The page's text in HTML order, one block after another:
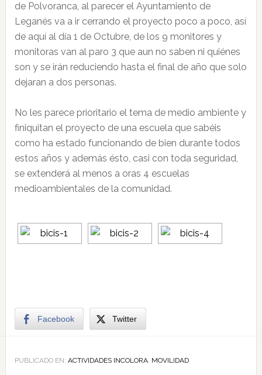
de Polvoranca, al parecer el Ayuntamiento de
Leganés va a ir cerrando el proyecto poco a poco, así
de aquí al día 1 de Octubre, de los 9 monitores y
monitoras van al paro 3 que aun no saben ni quiénes
son y se irán reduciendo hasta el final de año que solo
dejaran a dos personas.
No les parece prioritario el tema de medio ambiente y
finiquitan el proyecto de una escuela que sabéis
como ha estado funcionando de bien durante todos
estos años y además ésto, casi con toda seguridad,
se extenderá al menos a oras 4 escuelas
medioambientales de la comunidad.
Facebook Twitter
PUBLICADO EN: ACTIVIDADES INCOLORA, MOVILIDAD